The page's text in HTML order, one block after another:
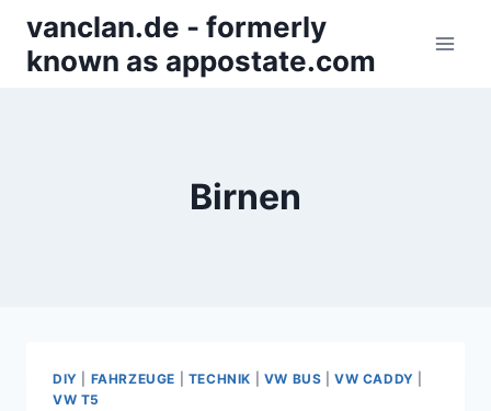
Inhalt
springen
vanclan.de - formerly
known as appostate.com
Birnen
DIY FAHRZEUGE TECHNIK VW BUS |VW CADDY
VW T5